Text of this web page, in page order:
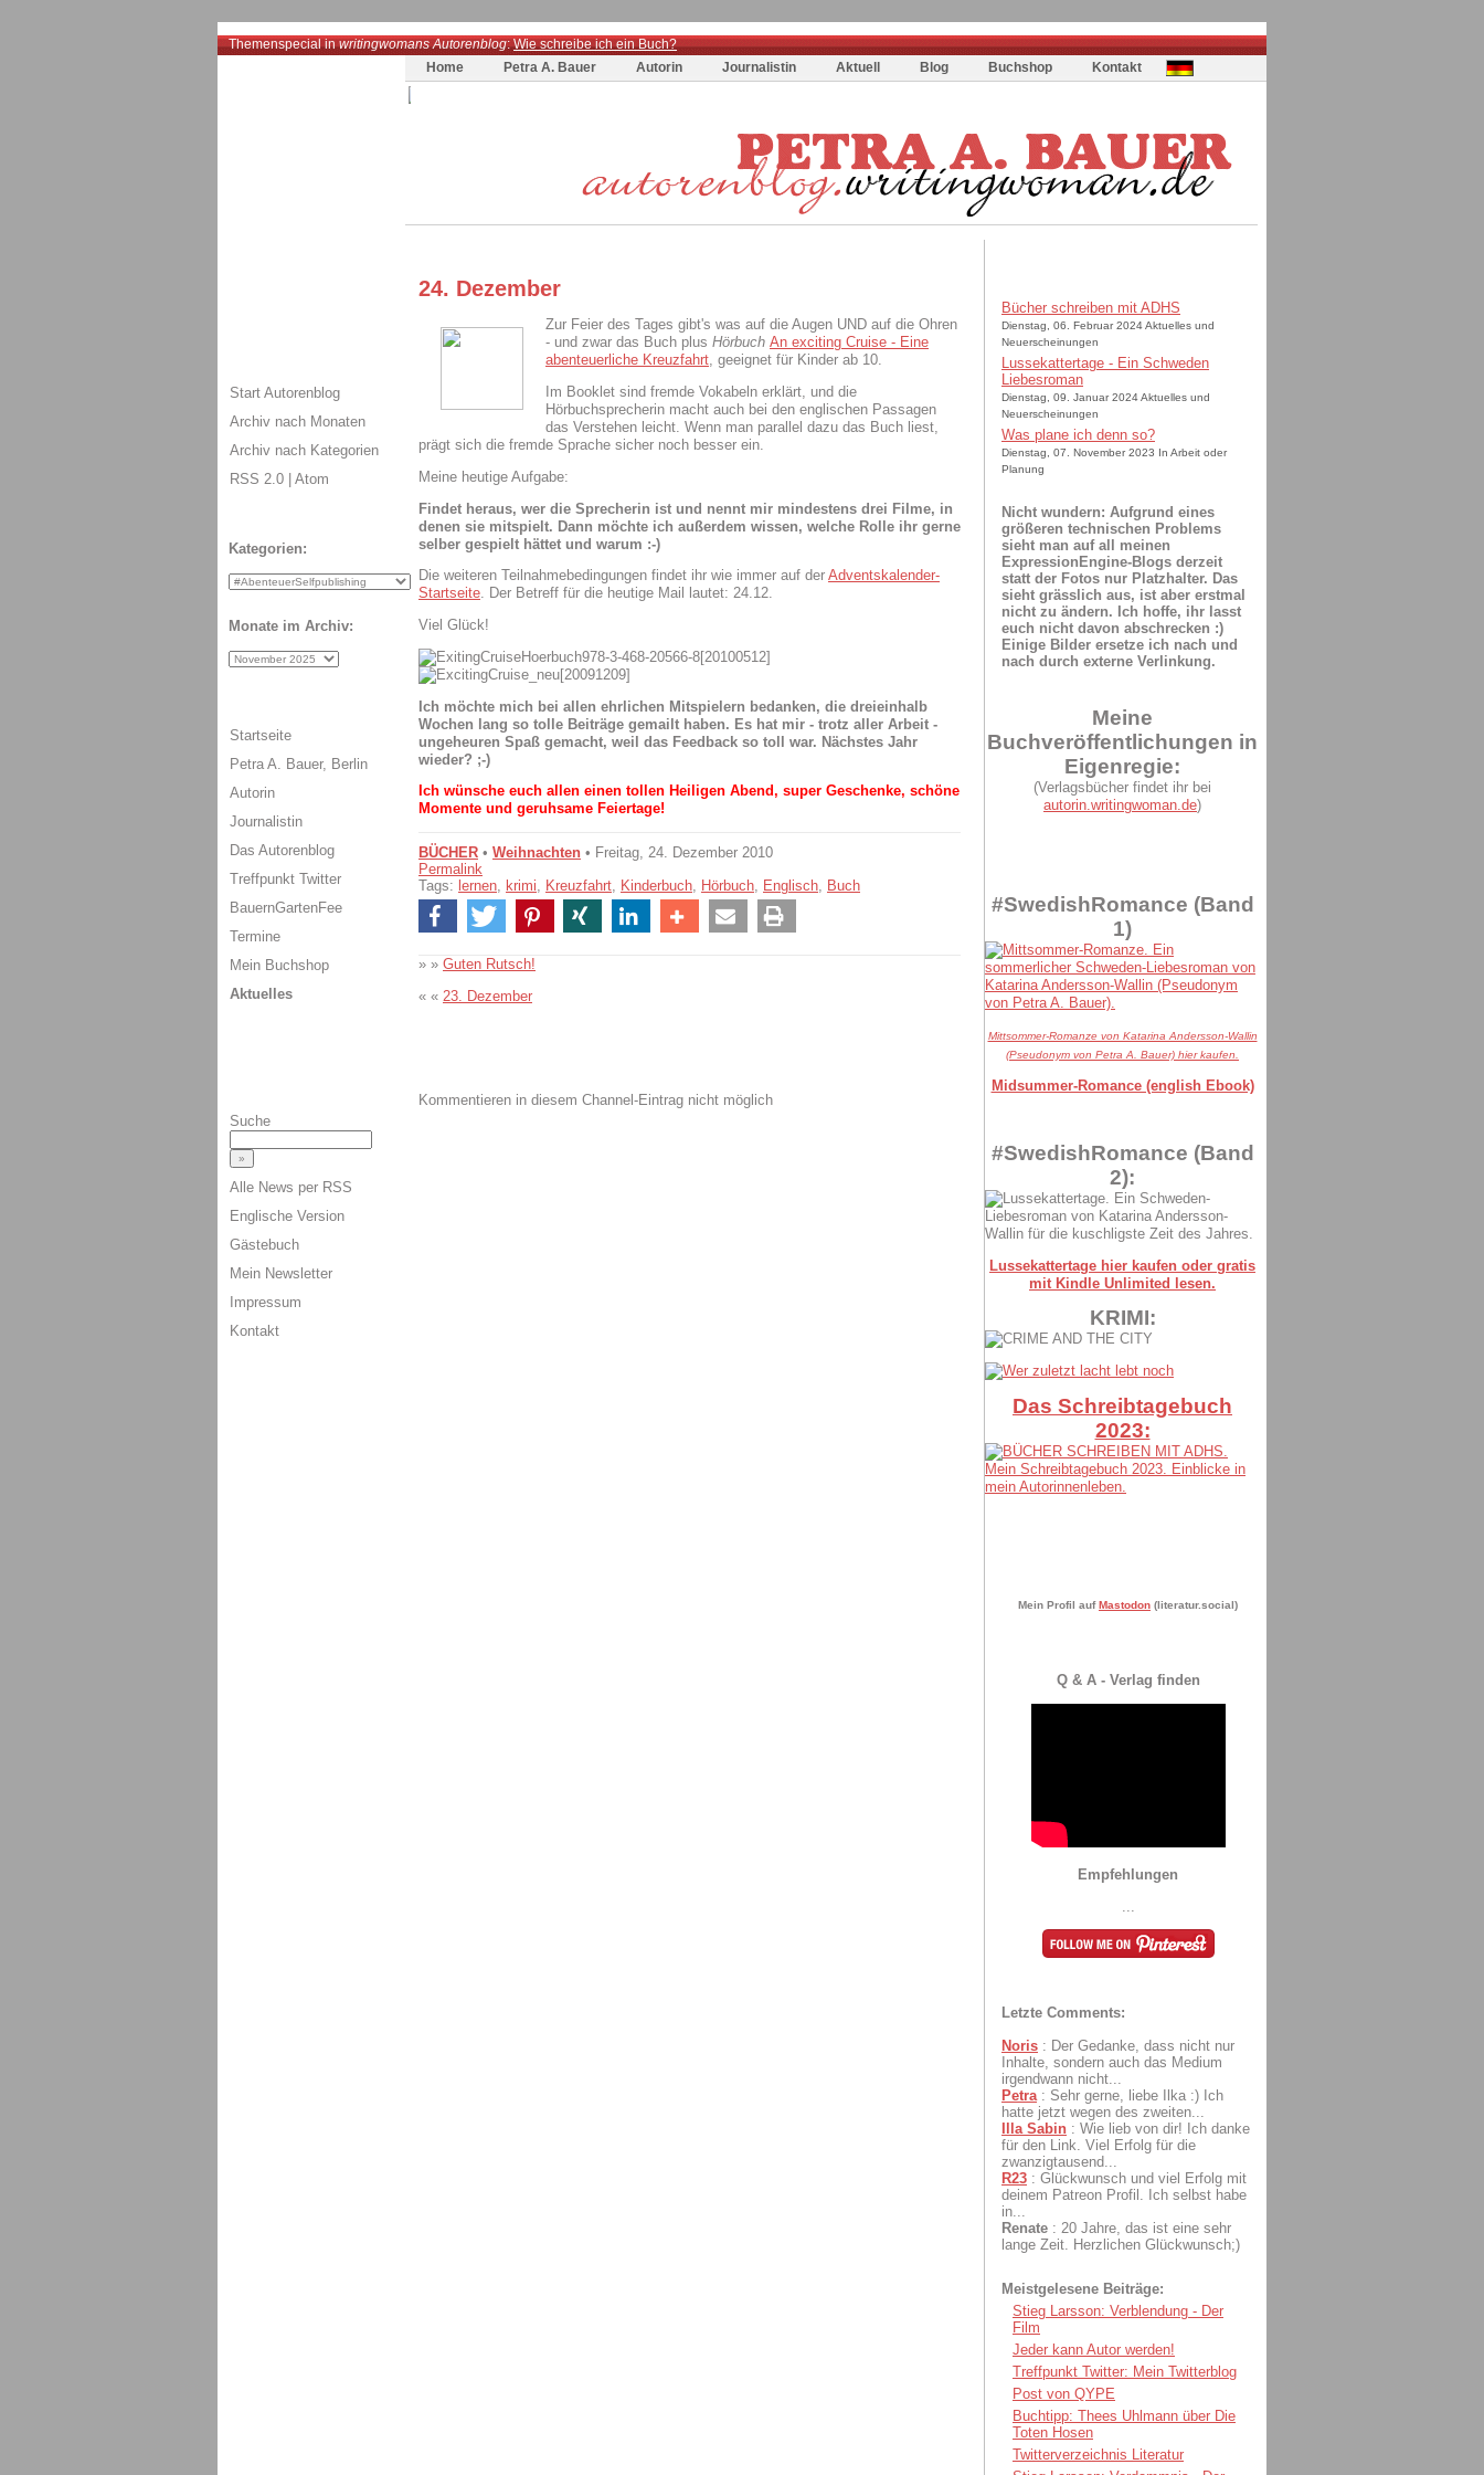
Themenspecial inwritingwomans Autorenblog:Wie schreibe ich ein Buch?
Home
Petra A. Bauer Autorin Journalistin Aktuell Blog Buchshop Kontakt
24. Dezember
Zur Feier des Tages gibt's was auf die Augen UND auf die Ohren
- und zwar das Buch plus Hörbuch An exciting Cruise - Eine
abenteuerliche Kreuzfahrt, geeignet für Kinder ab 10.
Im Booklet sind fremde Vokabeln erklärt, und die
Hörbuchsprecherin macht auch bei den englischen Passagen
das Verstehen leicht. Wenn man parallel dazu das Buch liest,
prägt sich die fremde Sprache sicher noch besser ein.
Meine heutige Aufgabe:
Findet heraus, wer die Sprecherin ist und nennt mir mindestens drei Filme, in
denen sie mitspielt. Dann möchte ich außerdem wissen, welche Rolle ihr gerne
selber gespielt hättet und warum :-)
Die weiteren Teilnahmebedingungen findet ihr wie immer auf der Adventskalender-
Startseite. Der Betreff für die heutige Mail lautet: 24.12.
Viel Glück!
Ich möchte mich bei allen ehrlichen Mitspielern bedanken, die dreieinhalb
Wochen lang so tolle Beiträge gemailt haben. Es hat mir - trotz aller Arbeit -
ungeheuren Spaß gemacht, weil das Feedback so toll war. Nächstes Jahr
wieder? ;-)
Ich wünsche euch allen einen tollen Heiligen Abend, super Geschenke, schöne
Momente und geruhsame Feiertage!
BÜCHER • Weihnachten • Freitag, 24. Dezember 2010
Permalink
Tags: lernen, krimi, Kreuzfahrt, Kinderbuch, Hörbuch, Englisch, Buch
» » Guten Rutsch!
« « 23. Dezember
Kommentieren in diesem Channel-Eintrag nicht möglich
Bücher schreiben mit ADHS
Dienstag, 06. Februar 2024 Aktuelles und
Neuerscheinungen
Lussekattertage - Ein Schweden
Liebesroman
Dienstag, 09. Januar 2024 Aktuelles und
Neuerscheinungen
Was plane ich denn so?
Dienstag, 07. November 2023 In Arbeit oder
Planung
Nicht wundern: Aufgrund eines
größeren technischen Problems
sieht man auf all meinen
ExpressionEngine-Blogs derzeit
statt der Fotos nur Platzhalter. Das
sieht grässlich aus, ist aber erstmal
nicht zu ändern. Ich hoffe, ihr lasst
euch nicht davon abschrecken :)
Einige Bilder ersetze ich nach und
nach durch externe Verlinkung.
Meine
Buchveröffentlichungen in
Eigenregie:
(Verlagsbücher findet ihr bei
autorin.writingwoman.de)
#SwedishRomance (Band
1)
Mittsommer-Romanze von Katarina Andersson-Wallin
(Pseudonym von Petra A. Bauer) hier kaufen.
Midsummer-Romance (english Ebook)
#SwedishRomance (Band
2):
Lussekattertage hier kaufen oder gratis
mit Kindle Unlimited lesen.
KRIMI:
Das Schreibtagebuch
2023:
Mein Profil auf Mastodon (literatur.social)
Q & A - Verlag finden
Empfehlungen
Letzte Comments:
Noris : Der Gedanke, dass nicht nur
Inhalte, sondern auch das Medium
irgendwann nicht...
Petra : Sehr gerne, liebe Ilka :) Ich
hatte jetzt wegen des zweiten...
Illa Sabin : Wie lieb von dir! Ich danke
für den Link. Viel Erfolg für die
zwanzigtausend...
R23 : Glückwunsch und viel Erfolg mit
deinem Patreon Profil. Ich selbst habe
in...
Renate : 20 Jahre, das ist eine sehr
lange Zeit. Herzlichen Glückwunsch;)
Meistgelesene Beiträge:
Stieg Larsson: Verblendung - Der
Film
Jeder kann Autor werden!
Treffpunkt Twitter: Mein Twitterblog
Post von QYPE
Buchtipp: Thees Uhlmann über Die
Toten Hosen
Twitterverzeichnis Literatur
Start Autorenblog
Archiv nach Monaten
Archiv nach Kategorien
RSS 2.0 | Atom
Kategorien:
Monate im Archiv:
Startseite
Petra A. Bauer, Berlin
Autorin
Journalistin
Das Autorenblog
Treffpunkt Twitter
BauernGartenFee
Termine
Mein Buchshop
Aktuelles
Suche
Alle News per RSS
Englische Version
Gästebuch
Mein Newsletter
Impressum
Kontakt